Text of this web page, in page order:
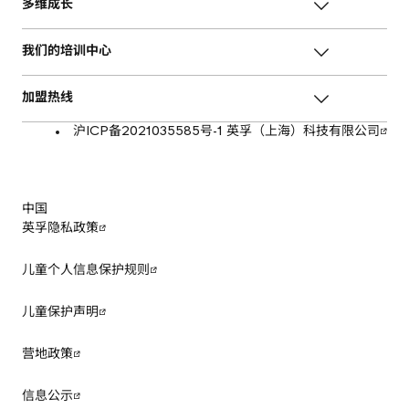
多维成长
我们的培训中心
加盟热线
沪ICP备2021035585号-1 英孚（上海）科技有限公司
中国
英孚隐私政策
儿童个人信息保护规则
儿童保护声明
营地政策
信息公示